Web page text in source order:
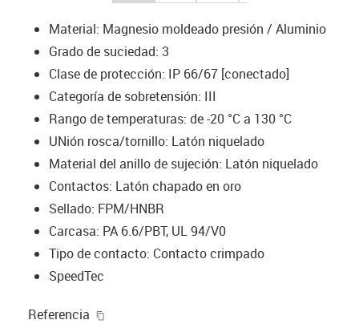
Material: Magnesio moldeado presión / Aluminio
Grado de suciedad: 3
Clase de protección: IP 66/67 [conectado]
Categoría de sobretensión: III
Rango de temperaturas: de -20 °C a 130 °C
UNión rosca/tornillo: Latón niquelado
Material del anillo de sujeción: Latón niquelado
Contactos: Latón chapado en oro
Sellado: FPM/HNBR
Carcasa: PA 6.6/PBT, UL 94/V0
Tipo de contacto: Contacto crimpado
SpeedTec
Referencia